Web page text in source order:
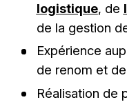
logistique, de
de la gestion
Expérience
de renom et
Réalisation de